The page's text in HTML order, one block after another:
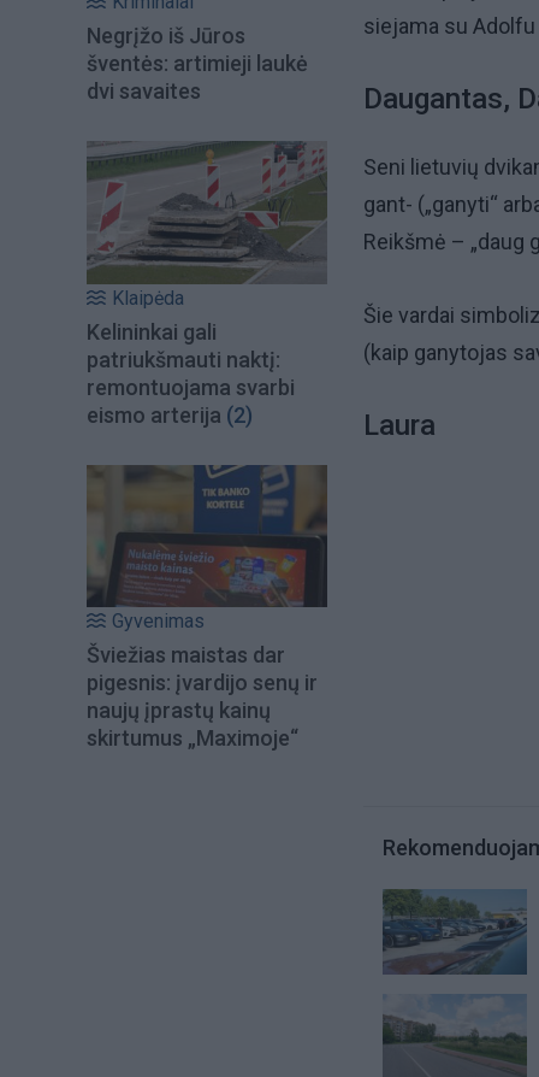
Negrįžo iš Jūros
šventės: artimieji laukė
dvi savaites
Klaipėda
Kelininkai gali
patriukšmauti naktį:
remontuojama svarbi
eismo arterija (2)
Gyvenimas
Šviežias maistas dar
pigesnis: įvardijo senų ir
naujų įprastų kainų
skirtumus „Maximoje“
siejama su Adolfu
Daugantas,
Seni lietuvių
gant- („ganyti“
Reikšmė – „daug
Šie vardai
(kaip ganytojas
Laura